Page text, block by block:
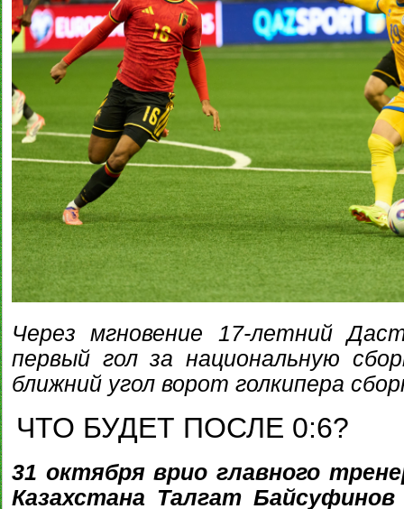
Через мгновение 17-летний
первый гол за национальную
ближний угол ворот голкипера
ЧТО БУДЕТ ПОСЛЕ 0:6?
31 октября врио главного
Казахстана Талгат